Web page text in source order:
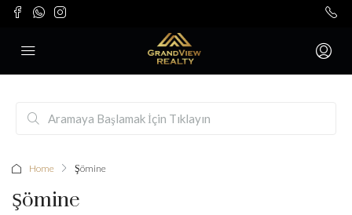
Home Şömine
Şömine